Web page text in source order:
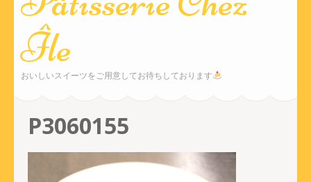
(Enter
押
す)
Île
おいしいスイーツをご用意してお待ちしております
P3060155